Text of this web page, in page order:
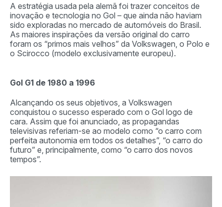
A estratégia usada pela alemã foi trazer conceitos de
inovação e tecnologia no Gol – que ainda não haviam
sido exploradas no mercado de automóveis do Brasil.
As maiores inspirações da versão original do carro
foram os “primos mais velhos” da Volkswagen, o Polo e
o Scirocco (modelo exclusivamente europeu).
Gol G1 de 1980 a 1996
Alcançando os seus objetivos, a Volkswagen
conquistou o sucesso esperado com o Gol logo de
cara. Assim que foi anunciado, as propagandas
televisivas referiam-se ao modelo como “o carro com
perfeita autonomia em todos os detalhes”, “o carro do
futuro” e, principalmente, como “o carro dos novos
tempos”.